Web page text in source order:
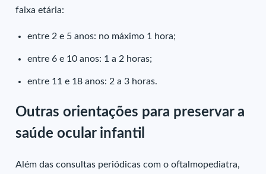
faixa etária:
entre 2 e 5 anos: no máximo 1 hora;
entre 6 e 10 anos: 1 a 2 horas;
entre 11 e 18 anos: 2 a 3 horas.
Outras orientações para preservar a
saúde ocular infantil
Além das consultas periódicas com o oftalmopediatra,